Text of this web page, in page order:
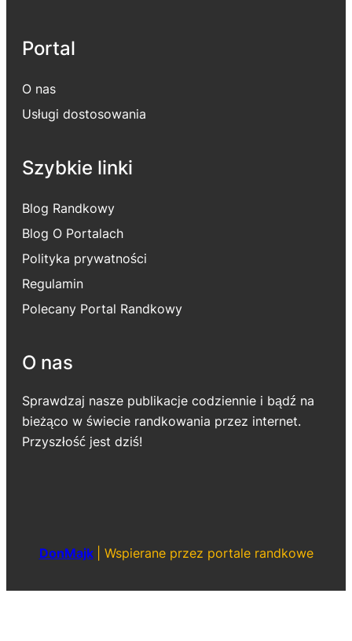
Portal
O nas
Usługi dostosowania
Szybkie linki
Blog Randkowy
Blog O Portalach
Polityka prywatności
Regulamin
Polecany Portal Randkowy
O nas
Sprawdzaj nasze publikacje codziennie i bądź na
bieżąco w świecie randkowania przez internet.
Przyszłość jest dziś!
DonMajk Wspierane przez portale randkowe